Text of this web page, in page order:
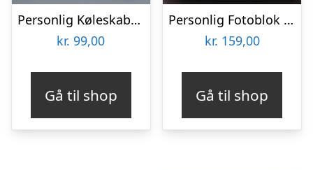
Personlig Køleskabsmagnet med Foto – Hjerte
kr. 99,00
Gå til shop
Personlig Fotoblok i Træ med Tekst
kr. 159,00
Gå til shop